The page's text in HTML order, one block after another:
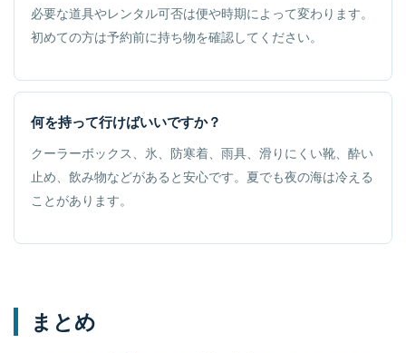
必要な道具やレンタル可否は便や時期によって変わります。
初めての方は予約前に持ち物を確認してください。
何を持って行けばいいですか？
クーラーボックス、氷、防寒着、雨具、滑りにくい靴、酔い
止め、飲み物などがあると安心です。夏でも夜の海は冷える
ことがあります。
まとめ